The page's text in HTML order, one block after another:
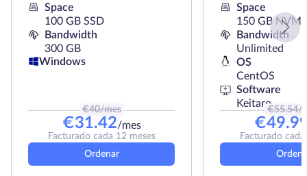
Space
100 GB SSD
Bandwidth
300 GB
Windows
€40/mes
€31.42/mes
Facturado cada 12 meses
Ordenar
Space
150 GB NVMe
Bandwidth
Unlimited
OS
CentOS
Software
Keitaro
€55.54/
€
Facturado